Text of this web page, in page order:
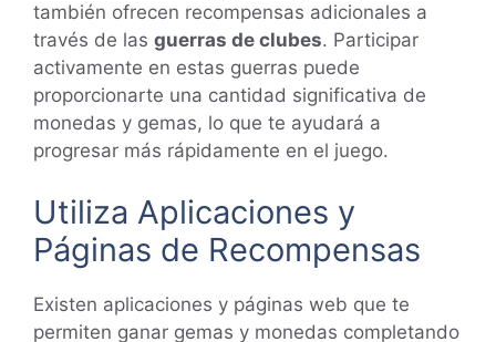
también ofrecen recompensas adicionales a
través de las guerras de clubes. Participar
activamente en estas guerras puede
proporcionarte una cantidad significativa de
monedas y gemas, lo que te ayudará a
progresar más rápidamente en el juego.
Utiliza Aplicaciones y
Páginas de Recompensas
Existen aplicaciones y páginas web que te
permiten ganar gemas y monedas completando